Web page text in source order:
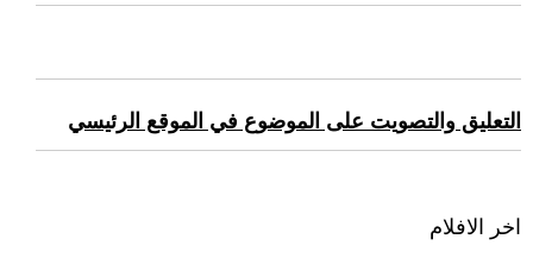
التعليق والتصويت على الموضوع في الموقع الرئيسي
اخر الافلام